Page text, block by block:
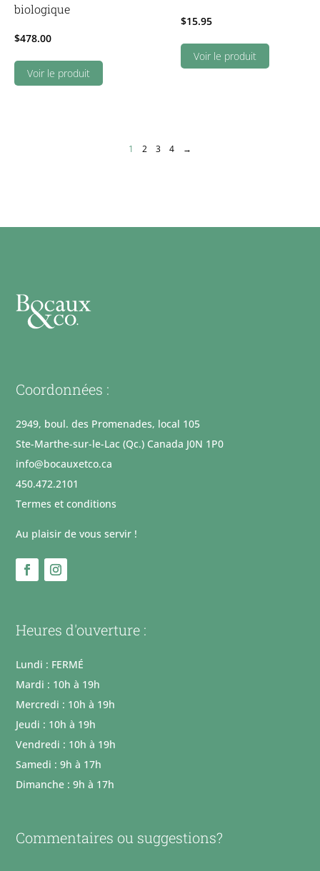
biologique
$478.00
Voir le produit
$15.95
Voir le produit
1 2 3 4 →
Coordonnées :
2949, boul. des Promenades, local 105
Ste-Marthe-sur-le-Lac (Qc.) Canada J0N 1P0
info@bocauxetco.ca
450.472.2101
Termes et conditions
Au plaisir de vous servir !
Heures d'ouverture :
Lundi : FERMÉ
Mardi : 10h à 19h
Mercredi : 10h à 19h
Jeudi : 10h à 19h
Vendredi : 10h à 19h
Samedi : 9h à 17h
Dimanche : 9h à 17h
Commentaires ou suggestions?